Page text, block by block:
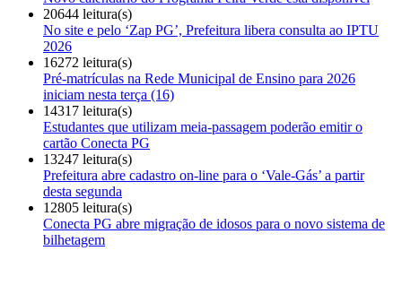
20644 leitura(s)
No site e pelo ‘Zap PG’, Prefeitura libera consulta ao IPTU
2026
16272 leitura(s)
Pré-matrículas na Rede Municipal de Ensino para 2026
iniciam nesta terça (16)
14317 leitura(s)
Estudantes que utilizam meia-passagem poderão emitir o
cartão Conecta PG
13247 leitura(s)
Prefeitura abre cadastro on-line para o ‘Vale-Gás’ a partir
desta segunda
12805 leitura(s)
Conecta PG abre migração de idosos para o novo sistema de
bilhetagem